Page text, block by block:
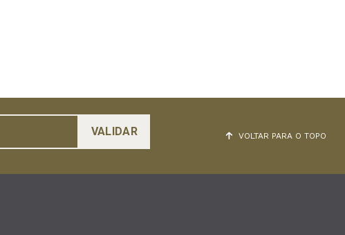
VOLTAR PARA O TOPO